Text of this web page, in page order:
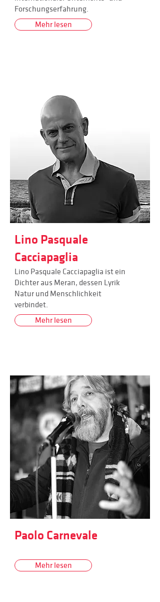
Forschungserfahrung.
Mehr lesen
Lino Pasquale
Cacciapaglia
Lino Pasquale Cacciapaglia ist ein
Dichter aus Meran, dessen Lyrik
Natur und Menschlichkeit
verbindet.
Mehr lesen
Paolo Carnevale
Mehr lesen